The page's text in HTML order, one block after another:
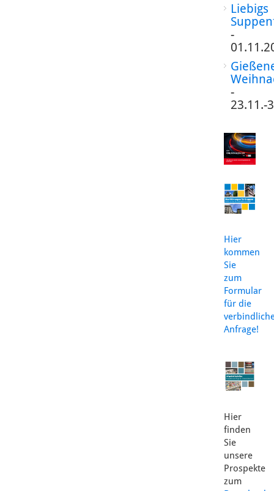
Liebigs
-
-
23.11.-
Hier
kommen
Sie
zum
Formular
für die
Anfrage!
Hier
finden
Sie
unsere
Prospekte
zum